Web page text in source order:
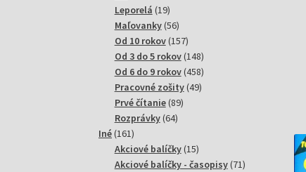
produktov
Leporelá 1919
produktov
Maľovanky 5656
produktov
Od 10 rokov 157157
produktov
Od 3 do 5 rokov 148148
produktov
Od 6 do 9 rokov 458458
produktov
Pracovné zošity 4949
Prvé čítanie 8989
Rozprávky 6464
Iné 161161
produktov
Akciové balíčky 1515
produktov
Akciové balíčky - časopisy 7171